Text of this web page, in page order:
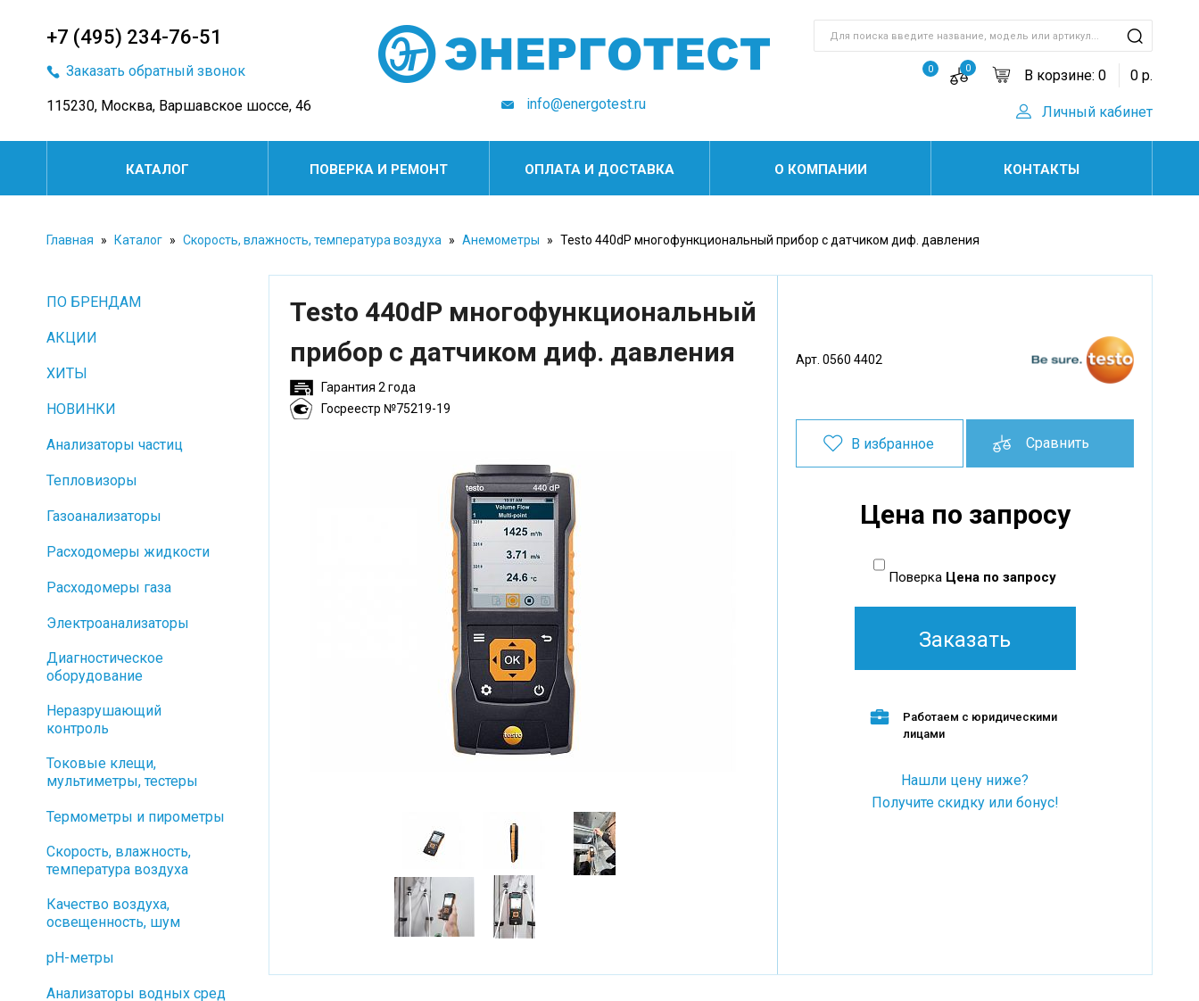
+7 (495) 234-76-51
Заказать обратный звонок
115230, Москва, Варшавское шоссе, 46 info@energotest.ru
0 0 В корзине: 0 0 р.
Личный кабинет
КАТАЛОГ ПОВЕРКА И РЕМОНТ ОПЛАТА И ДОСТАВКА О КОМПАНИИ КОНТАКТЫ
Главная » Каталог » Скорость, влажность, температура воздуха » Анемометры » Testo 440dP многофункциональный прибор с датчиком диф. давления
Testo 440dP многофункциональный
прибор с датчиком диф. давления
Гарантия 2 года
Госреестр №75219-19
Арт. 0560 4402
В избранное Сравнить
Цена по запросу
Поверка Цена по запросу
Заказать
Работаем с юридическими
лицами
Нашли цену ниже?
Получите скидку или бонус!
ПО БРЕНДАМ
АКЦИИ
ХИТЫ
НОВИНКИ
Анализаторы частиц
Тепловизоры
Газоанализаторы
Расходомеры жидкости
Расходомеры газа
Электроанализаторы
Диагностическое
оборудование
Неразрушающий
контроль
Токовые клещи,
мультиметры, тестеры
Термометры и пирометры
Скорость, влажность,
температура воздуха
Качество воздуха,
освещенность, шум
pH-метры
Анализаторы водных сред